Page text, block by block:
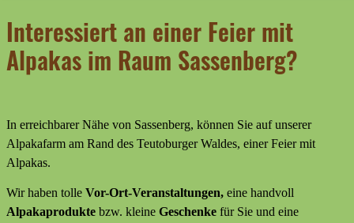
Interessiert an einer Feier mit
Alpakas im Raum Sassenberg?
In erreichbarer Nähe von Sassenberg, können Sie auf unserer
Alpakafarm am Rand des Teutoburger Waldes, einer Feier mit
Alpakas.
Wir haben tolle Vor-Ort-Veranstaltungen, eine handvoll
Alpakaprodukte bzw. kleine Geschenke für Sie und eine